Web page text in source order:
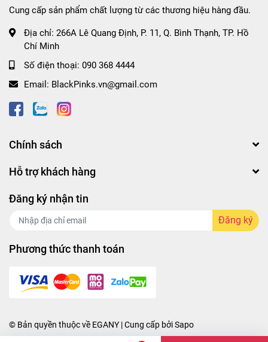
#scooterchobe #muasteel #thietkethongminh
#antoanchobe #phukienchobe #chamsocbe
#dochoichobe #blackpinks #blackpinksvn
#blackpinkscom #blackpinkscomvn #blackpink
#blackpinkvn #blackpinkcom #blackpinkcomvn #blps
#blpsvn #blpscom #blpscomvn #blp #blpvn #blpcom
#blpcomvn #blackpinks.vn_hochiminh
#blackpinks.vn_hanoi
Cung cấp sản phẩm chất lượng từ các thương hiệu hàng đầu.
Địa chỉ: 266A Lê Quang Định, P. 11, Q. Bình Thạnh, TP. Hồ
Chí Minh
Số điện thoại: 090 368 4444
Email: BlackPinks.vn@gmail.com
Chính sách
Hỗ trợ khách hàng
Đăng ký nhận tin
Đăng ký
Phương thức thanh toán
© Bản quyền thuộc về EGANY | Cung cấp bởiSapo